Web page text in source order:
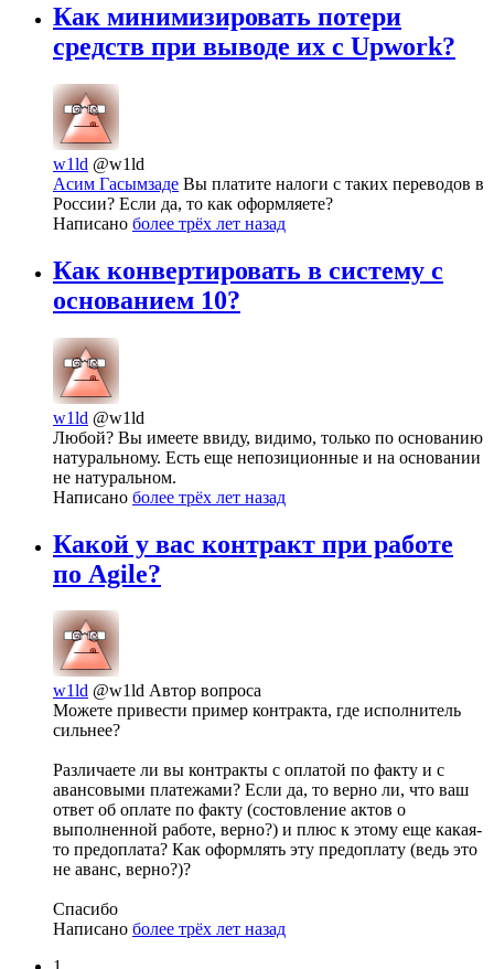
Как минимизировать потери
средств при выводе их с Upwork?
w1ld @w1ld
Асим Гасымзаде Вы платите налоги с таких переводов в
России? Если да, то как оформляете?
Написано более трёх лет назад
Как конвертировать в систему с
основанием 10?
w1ld @w1ld
Любой? Вы имеете ввиду, видимо, только по основанию
натуральному. Есть еще непозиционные и на основании
не натуральном.
Написано более трёх лет назад
Какой у вас контракт при работе
по Agile?
w1ld @w1ld Автор вопроса
Можете привести пример контракта, где исполнитель
сильнее?
Различаете ли вы контракты с оплатой по факту и с
авансовыми платежами? Если да, то верно ли, что ваш
ответ об оплате по факту (состовление актов о
выполненной работе, верно?) и плюс к этому еще какая-
то предоплата? Как оформлять эту предоплату (ведь это
не аванс, верно?)?
Спасибо
Написано более трёх лет назад